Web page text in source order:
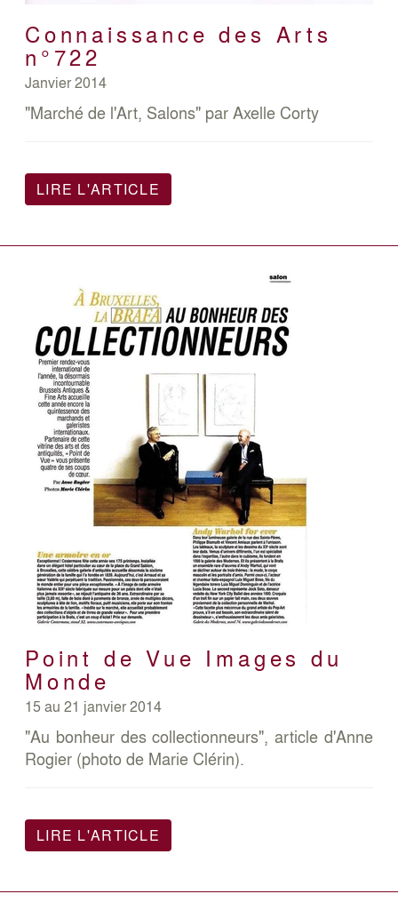
Connaissance des Arts
n°722
Janvier 2014
"Marché de l'Art, Salons" par Axelle Corty
LIRE L'ARTICLE
Point de Vue Images du
Monde
15 au 21 janvier 2014
"Au bonheur des collectionneurs", article d'Anne
Rogier (photo de Marie Clérin).
LIRE L'ARTICLE